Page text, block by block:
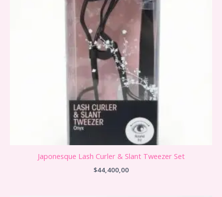
Japonesque Lash Curler & Slant Tweezer Set
$44,400,00